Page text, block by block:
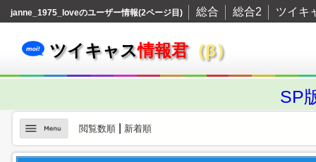
janne_1975_loveのユーザー情報(2ページ目) 総合 総合2 ツイキ
ツイキャス情報君（β）
SP
閲覧数順| 新着順